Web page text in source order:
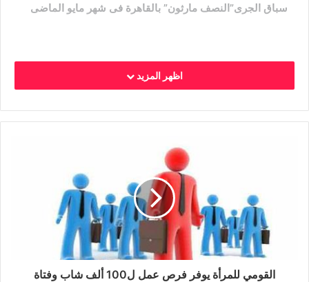
سباق الجرى”النصف مارثون” بالقاهرة فى شهر مايو الماضى
الدراجات الذى تقيمه السفارة الهولندية سنويا لتشجيع رياضة
العائدات لــ مشروعات تنموية.
و جدير بالذكر أن فريق ويلرز للدرجات هو مؤسسة لا تهدف إلى
الربح و تسعى إلى الارتقاء بوعى المجتمع وتشجيع السياحة إلى
مصر فقد كانت … آخر الرحلات التى قام بها فريق ويلرز إلى
الواحات البحرية و الصحراء البيضاء في بداية شهر أكتوبر 2013
اظهر المزيد
القومي للمرأة يوفر فرص عمل ل100 ألف شاب وفتاة